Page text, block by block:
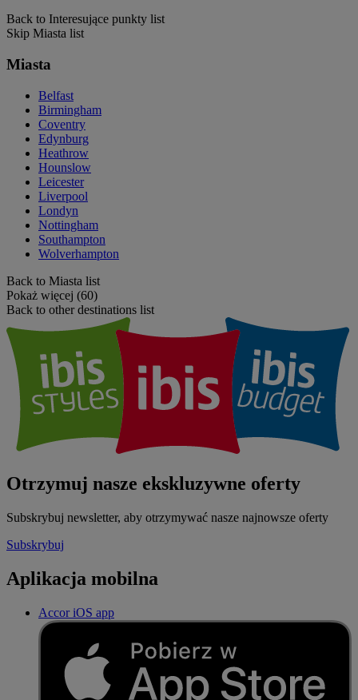
Back to Interesujące punkty list
Skip Miasta list
Miasta
Belfast
Birmingham
Coventry
Edynburg
Heathrow
Hounslow
Leicester
Liverpool
Londyn
Nottingham
Southampton
Wolverhampton
Back to Miasta list
Pokaż więcej (60)
Back to other destinations list
Otrzymuj nasze ekskluzywne oferty
Subskrybuj newsletter, aby otrzymywać nasze najnowsze oferty
Subskrybuj
Aplikacja mobilna
Accor iOS app